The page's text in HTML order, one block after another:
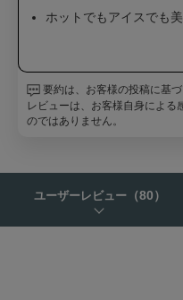
ホットでもアイスでも
要約は、お客様の投稿に基
レビューは、お客様自身による
のではありません。
ユーザーレビュー （80）